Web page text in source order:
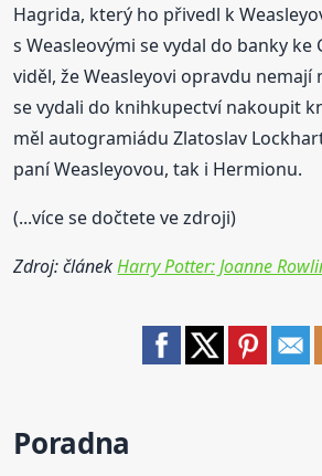
Hagrida, který ho přivedl k
s Weasleovými se vydal do banky
viděl, že Weasleyovi opravdu nemají
se vydali do knihkupectví nakoupit
měl autogramiádu Zlatoslav
paní Weasleyovou, tak i Hermionu.
(...více se dočtete ve zdroji)
Zdroj: článekHarry Potter: Joanne
Poradna